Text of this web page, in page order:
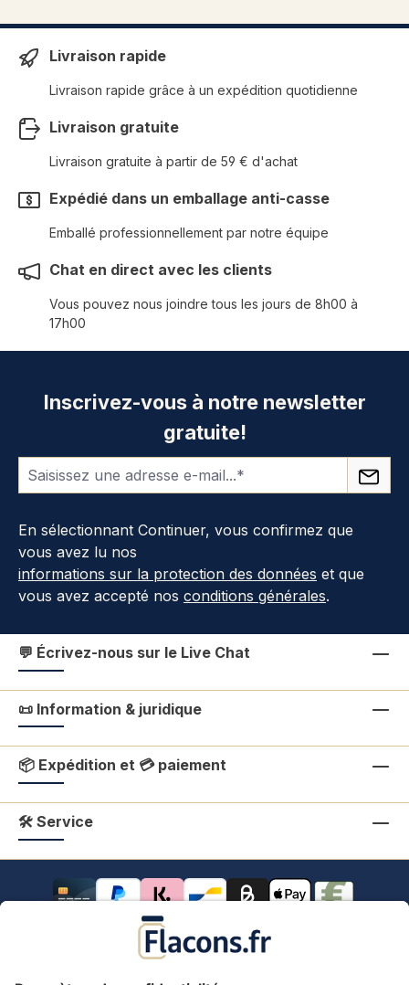
Livraison rapide
Livraison rapide grâce à un expédition quotidienne
Livraison gratuite
Livraison gratuite à partir de 59 € d'achat
Expédié dans un emballage anti-casse
Emballé professionnellement par notre équipe
Chat en direct avec les clients
Vous pouvez nous joindre tous les jours de 8h00 à
17h00
Inscrivez-vous à notre newsletter
gratuite!
En sélectionnant Continuer, vous confirmez que
vous avez lu nos
informations sur la protection des données et que
vous avez accepté nos conditions générales.
💬 Écrivez-nous sur le Live Chat
📜 Information & juridique
📦 Expédition et 💳 paiement
🛠 Service